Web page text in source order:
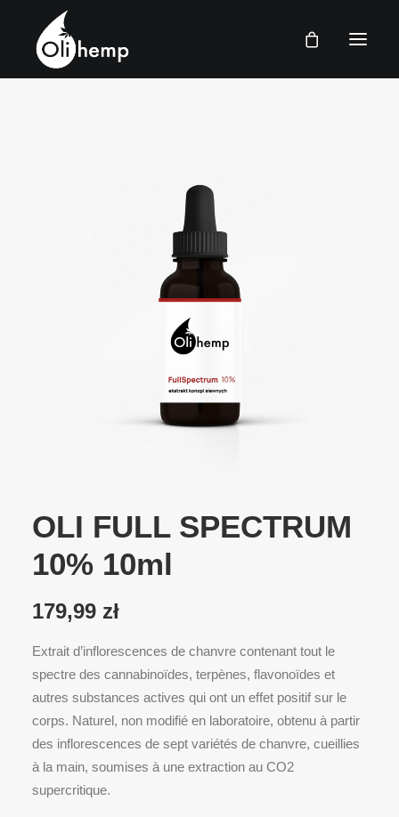
OLI FULL SPECTRUM
10% 10ml
179,99 zł
Extrait d’inflorescences de chanvre contenant tout le
spectre des cannabinoïdes, terpènes, flavonoïdes et
autres substances actives qui ont un effet positif sur le
corps. Naturel, non modifié en laboratoire, obtenu à partir
des inflorescences de sept variétés de chanvre, cueillies
à la main, soumises à une extraction au CO2
supercritique.